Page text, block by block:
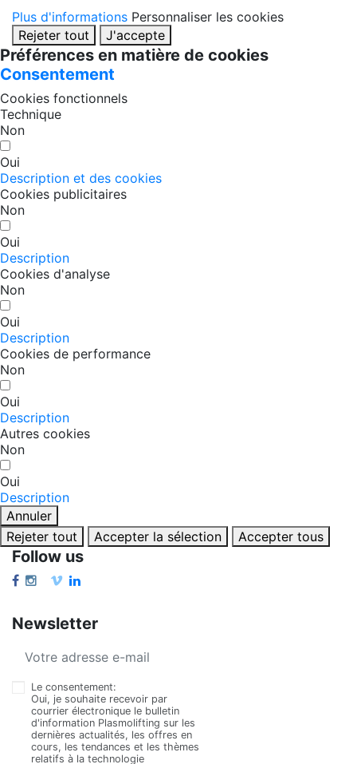
Plus d'informations Personnaliser les cookies
Rejeter tout
J'accepte
Préférences en matière de cookies
Consentement
Cookies fonctionnels
Technique
Non
Oui
Description et des cookies
Cookies publicitaires
Non
Oui
Description
Cookies d'analyse
Non
Oui
Description
Cookies de performance
Non
Oui
Description
Autres cookies
Non
Oui
Description
Annuler
Rejeter tout
Accepter la sélection Accepter tous
Follow us
Newsletter
Le consentement:
Oui, je souhaite recevoir par
courrier électronique le bulletin
d'information Plasmolifting sur les
dernières actualités, les offres en
cours, les tendances et les thèmes
relatifs à la technologie